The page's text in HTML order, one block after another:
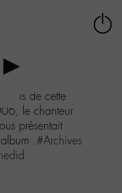
vous de cette
le chanteur
présentait
.#Archives